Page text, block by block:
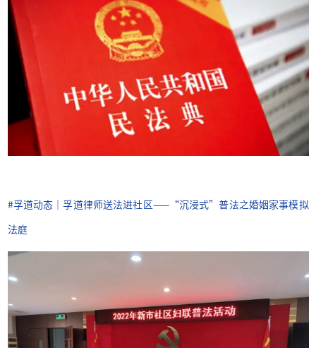
#孚道动态｜孚道律师送法进社区——“沉浸式”普法之婚姻家事模拟
法庭